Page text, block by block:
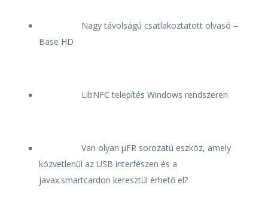
Nagy távolságú csatlakoztatott olvasó –
Base HD
LibNFC telepítés Windows rendszeren
Van olyan μFR sorozatú eszköz, amely
közvetlenül az USB interfészen és a
javax.smartcardon keresztül érhető el?